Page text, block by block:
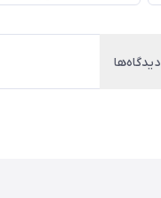
دیدگاه‌ها